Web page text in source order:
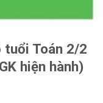
tuổi Toán 2/2
hiện hành)